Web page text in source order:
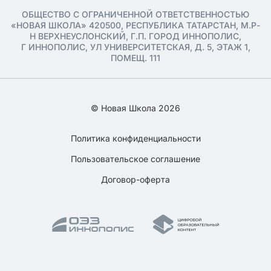
ОБЩЕСТВО С ОГРАНИЧЕННОЙ ОТВЕТСТВЕННОСТЬЮ
«НОВАЯ ШКОЛА» 420500, РЕСПУБЛИКА ТАТАРСТАН, М.Р-
Н ВЕРХНЕУСЛОНСКИЙ, Г.П. ГОРОД ИННОПОЛИС,
Г ИННОПОЛИС, УЛ УНИВЕРСИТЕТСКАЯ, Д. 5, ЭТАЖ 1,
ПОМЕЩ. 111
© Новая Школа 2026
Политика конфиденциальности
Пользовательское соглашение
Договор-оферта